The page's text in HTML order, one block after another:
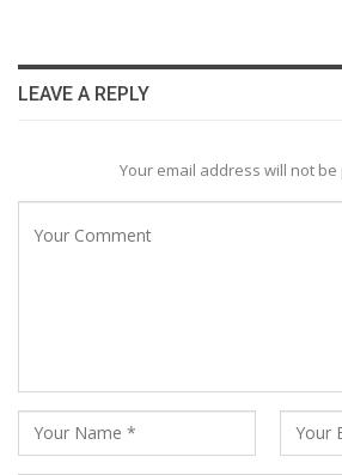
LEAVE A REPLY
Your email address will not